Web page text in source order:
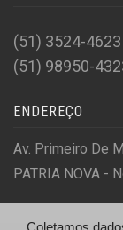
(51) 3524-4623
(51) 98950-
ENDEREÇO
Av. Primeiro De
PATRIA NOVA -
Coletamos